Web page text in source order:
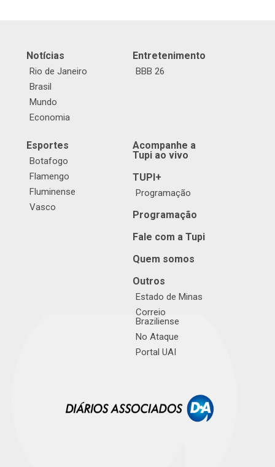
Notícias
Rio de Janeiro
Brasil
Mundo
Economia
Entretenimento
BBB 26
Esportes
Botafogo
Flamengo
Fluminense
Vasco
Acompanhe a
Tupi ao vivo
TUPI+
Programação
Programação
Fale com a Tupi
Quem somos
Outros
Estado de Minas
Correio
Braziliense
No Ataque
Portal UAI